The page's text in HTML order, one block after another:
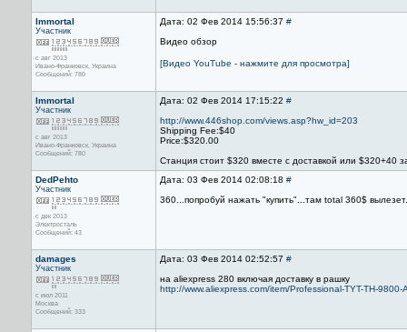
Immortal
Участник
с авг 2013
Ивано-Франковск, Украина
Сообщений: 780
Дата: 02 Фев 2014 15:56:37 #
Видео обзор
[Видео YouTube - нажмите для просмотра]
Immortal
Участник
с авг 2013
Ивано-Франковск, Украина
Сообщений: 780
Дата: 02 Фев 2014 17:15:22 #
http://www.446shop.com/views.asp?hw_id=203
Shipping Fee:$40
Price:$320.00
Станция стоит $320 вместе с доставкой или $320+40
DedPehto
Участник
с дек 2013
Электросталь
Сообщений: 43
Дата: 03 Фев 2014 02:08:18 #
360...попробуй нажать "купить"...там total 360$
damages
Участник
с июл 2011
Москва
Сообщений: 333
Дата: 03 Фев 2014 02:52:57 #
на aliexpress 280 включая доставку в рашку
http://www.aliexpress.com/item/Professional-TYT-TH-